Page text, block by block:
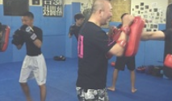
やりたいこ
特集をみる